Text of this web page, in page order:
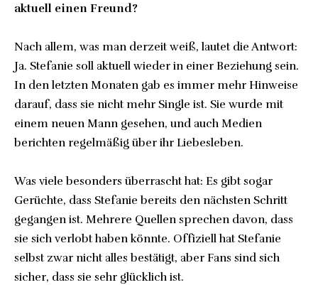
aktuell einen Freund?
Nach allem, was man derzeit weiß, lautet die Antwort:
Ja. Stefanie soll aktuell wieder in einer Beziehung sein.
In den letzten Monaten gab es immer mehr Hinweise
darauf, dass sie nicht mehr Single ist. Sie wurde mit
einem neuen Mann gesehen, und auch Medien
berichten regelmäßig über ihr Liebesleben.
Was viele besonders überrascht hat: Es gibt sogar
Gerüchte, dass Stefanie bereits den nächsten Schritt
gegangen ist. Mehrere Quellen sprechen davon, dass
sie sich verlobt haben könnte. Offiziell hat Stefanie
selbst zwar nicht alles bestätigt, aber Fans sind sich
sicher, dass sie sehr glücklich ist.